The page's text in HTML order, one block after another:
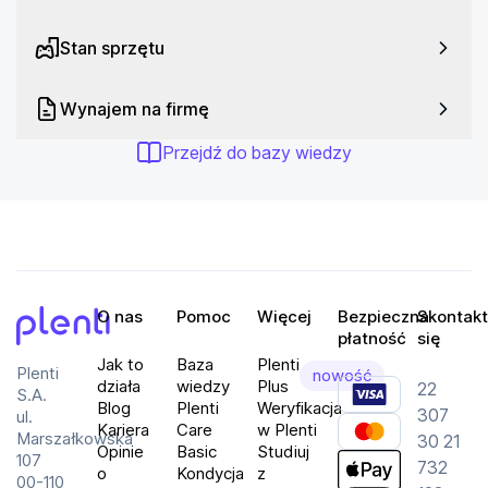
Czas reakcji: 1 ms
Jasność: 300 cd/m²
Kąty widzenia: 178°/178°
Wynajmij Gigabyte GS27QA i odkryj nową jakość
Stan sprzętu
Wynajem na firmę
Przejdź do bazy wiedzy
Plenti
S.A.
ul.
Marszałkowska
107
00-110
O nas
Jak to
działa
Blog
Kariera
Opinie
o
Pomoc
Baza
wiedzy
Plenti
Care
Basic
Kondycja
Więcej
Plenti
Plus
nowość
Weryfikacja
w Plenti
Studiuj
z
Bezpieczna
płatność
się
22
307
30 21
732